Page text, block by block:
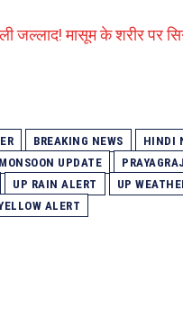
जल्लाद! मासूम के शरीर पर
BREAKING NEWS HINDI
MONSOON UPDATE
UP RAIN ALERT UP
ALERT